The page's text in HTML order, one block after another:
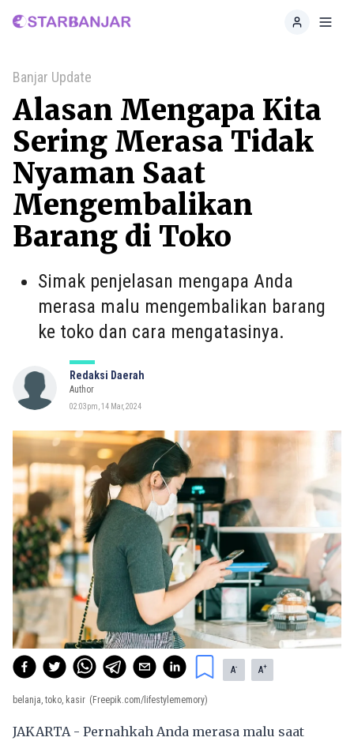
Home
Banjar Update
Alasan Mengapa Kita
Sering Merasa Tidak
Nyaman Saat
Mengembalikan
Barang di Toko
Simak penjelasan mengapa Anda
merasa malu mengembalikan barang
ke toko dan cara mengatasinya.
Redaksi Daerah
Author
02:03pm, 14 Mar, 2024
A- A+
belanja, toko, kasir (Freepik.com/lifestylememory)
JAKARTA - Pernahkah Anda merasa malu saat